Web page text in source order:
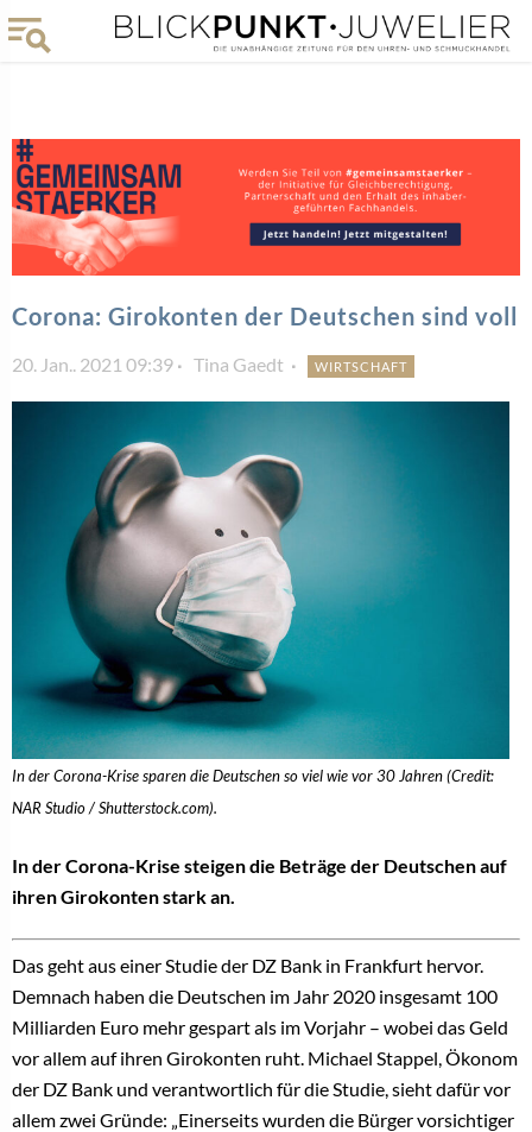
Corona: Girokonten der Deutschen sind voll
20. Jan.. 2021 09:39 Tina Gaedt WIRTSCHAFT
In der Corona-Krise sparen die Deutschen so viel wie vor 30 Jahren (Credit:
NAR Studio / Shutterstock.com).
In der Corona-Krise steigen die Beträge der Deutschen auf
ihren Girokonten stark an.
Das geht aus einer Studie der DZ Bank in Frankfurt hervor.
Demnach haben die Deutschen im Jahr 2020 insgesamt 100
Milliarden Euro mehr gespart als im Vorjahr – wobei das Geld
vor allem auf ihren Girokonten ruht. Michael Stappel, Ökonom
der DZ Bank und verantwortlich für die Studie, sieht dafür vor
allem zwei Gründe: „Einerseits wurden die Bürger vorsichtiger